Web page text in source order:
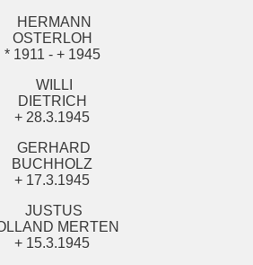
HERMANN
OSTERLOH
* 1911 - + 1945
WILLI
DIETRICH
+ 28.3.1945
GERHARD
BUCHHOLZ
+ 17.3.1945
JUSTUS
MERTEN
+ 15.3.1945